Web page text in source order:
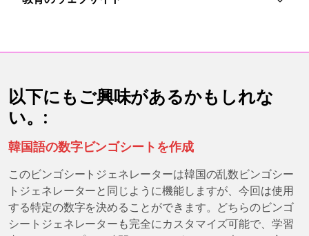
以下にもご興味があるかもしれな
い。:
韓国語の数字ビンゴシートを作成
このビンゴシートジェネレーターは韓国の乱数ビンゴシー
トジェネレーターと同じように機能しますが、今回は使用
する特定の数字を決めることができます。どちらのビンゴ
シートジェネレーターも完全にカスタマイズ可能で、学習